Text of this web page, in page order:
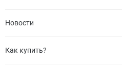
Новости
Как купить?